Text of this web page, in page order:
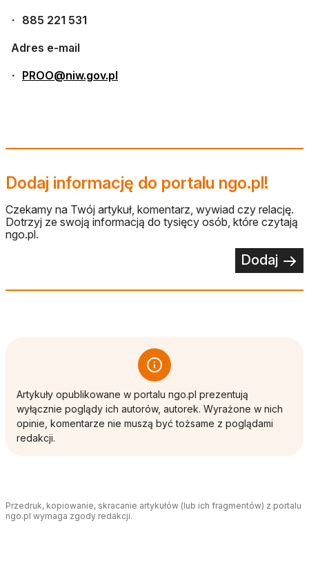
885 221 531
Adres e-mail
PROO@niw.gov.pl
Dodaj informację do portalu ngo.pl!
Czekamy na Twój artykuł, komentarz, wywiad czy relację.
Dotrzyj ze swoją informacją do tysięcy osób, które czytają
ngo.pl.
Dodaj
Artykuły opublikowane w portalu ngo.pl prezentują
wyłącznie poglądy ich autorów, autorek. Wyrażone w nich
opinie, komentarze nie muszą być tożsame z poglądami
redakcji.
Przedruk, kopiowanie, skracanie artykułów (lub ich fragmentów) z portalu
ngo.pl wymaga zgody redakcji.